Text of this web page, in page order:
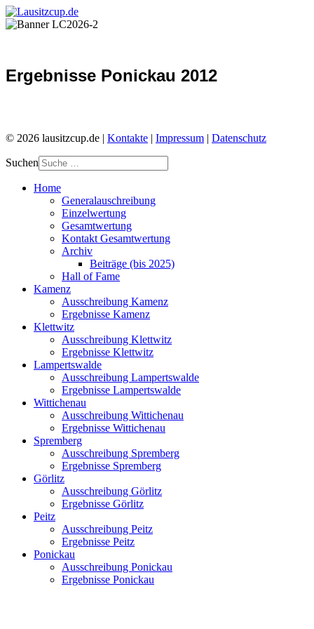
Ergebnisse Ponickau 2012
© 2026 lausitzcup.de | Kontakte | Impressum | Datenschutz
Suchen
Home
Generalauschreibung
Einzelwertung
Gesamtwertung
Kontakt Gesamtwertung
Archiv
Beiträge (bis 2025)
Hall of Fame
Kamenz
Ausschreibung Kamenz
Ergebnisse Kamenz
Klettwitz
Ausschreibung Klettwitz
Ergebnisse Klettwitz
Lampertswalde
Ausschreibung Lampertswalde
Ergebnisse Lampertswalde
Wittichenau
Ausschreibung Wittichenau
Ergebnisse Wittichenau
Spremberg
Ausschreibung Spremberg
Ergebnisse Spremberg
Görlitz
Ausschreibung Görlitz
Ergebnisse Görlitz
Peitz
Ausschreibung Peitz
Ergebnisse Peitz
Ponickau
Ausschreibung Ponickau
Ergebnisse Ponickau